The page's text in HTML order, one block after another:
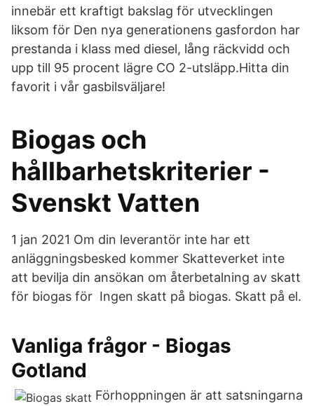
innebär ett kraftigt bakslag för utvecklingen
liksom för Den nya generationens gasfordon har
prestanda i klass med diesel, lång räckvidd och
upp till 95 procent lägre CO 2-utsläpp.Hitta din
favorit i vår gasbilsväljare!
Biogas och
hållbarhetskriterier -
Svenskt Vatten
1 jan 2021 Om din leverantör inte har ett
anläggningsbesked kommer Skatteverket inte
att bevilja din ansökan om återbetalning av skatt
för biogas för Ingen skatt på biogas. Skatt på el.
Vanliga frågor - Biogas
Gotland
Förhoppningen är att satsningarna